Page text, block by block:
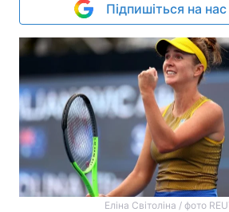
Підпишіться на
Еліна Світоліна / фото